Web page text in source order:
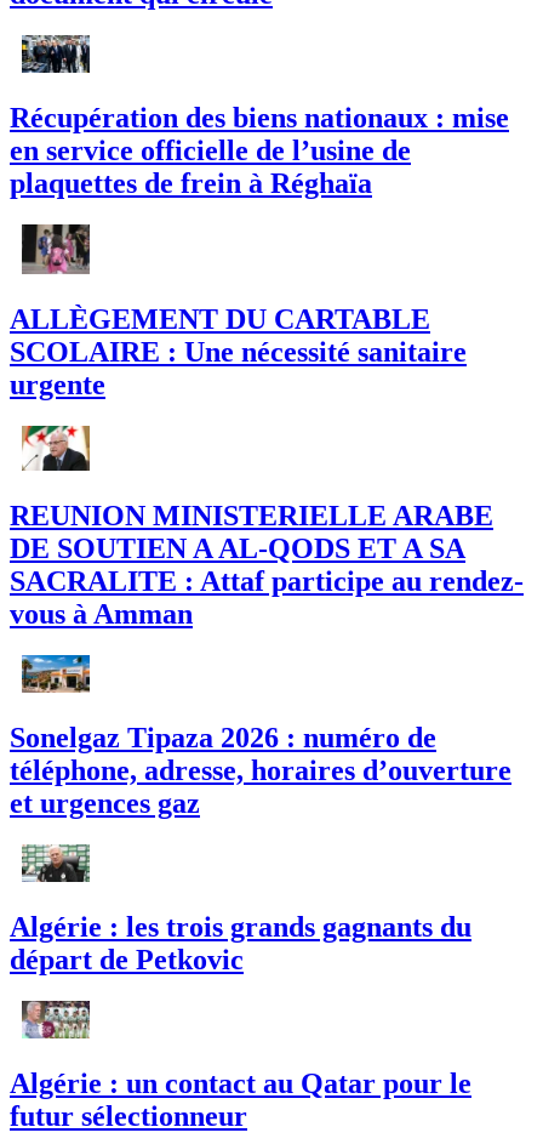
Récupération des biens nationaux : mise
en service officielle de l’usine de
plaquettes de frein à Réghaïa
ALLÈGEMENT DU CARTABLE
SCOLAIRE : Une nécessité sanitaire
urgente
REUNION MINISTERIELLE ARABE
DE SOUTIEN A AL-QODS ET A SA
SACRALITE : Attaf participe au rendez-
vous à Amman
Sonelgaz Tipaza 2026 : numéro de
téléphone, adresse, horaires d’ouverture
et urgences gaz
Algérie : les trois grands gagnants du
départ de Petkovic
Algérie : un contact au Qatar pour le
futur sélectionneur